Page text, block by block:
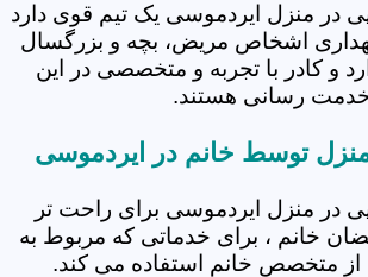
در منزل ایردموسی یک تیم قوی دارد
اشخاص مریض، بچه و بزرگسال
و کادر با تجربه و متخصصی در این
رسانی هستند.
منزل توسط خانم در ایردموسی
در منزل ایردموسی برای راحت تر
خانم ، برای خدماتی که مربوط به
از متخصص خانم استفاده می کند.